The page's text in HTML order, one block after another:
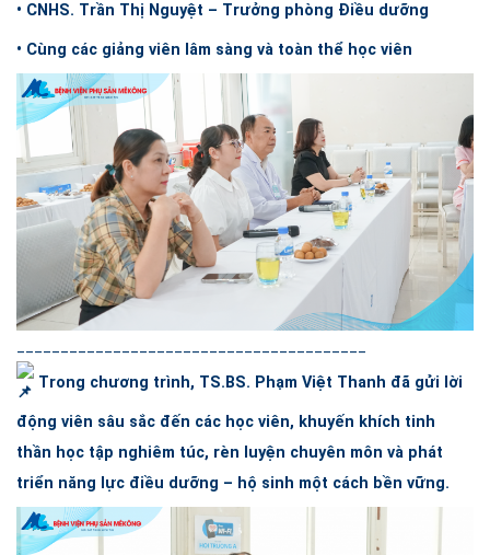
• CNHS. Trần Thị Nguyệt – Trưởng phòng Điều dưỡng
• Cùng các giảng viên lâm sàng và toàn thể học viên
Trong chương trình, TS.BS. Phạm Việt Thanh đã gửi lời
động viên sâu sắc đến các học viên, khuyến khích tinh
thần học tập nghiêm túc, rèn luyện chuyên môn và phát
triển năng lực điều dưỡng – hộ sinh một cách bền vững.